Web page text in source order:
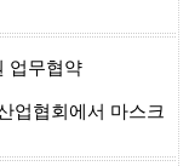
업무협약
업협회에서 마스크